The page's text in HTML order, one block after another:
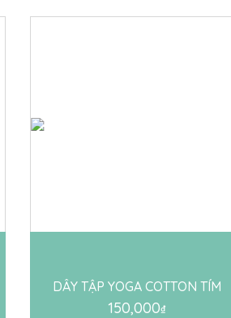
DÂY TẬP YOGA COTTON TÍM
150,000₫